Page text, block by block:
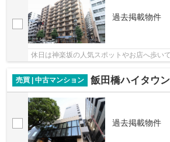
過去掲載物件
休日は神楽坂の人気スポットやお店へ歩い
売買 | 中古マンション 飯田橋ハイタウン
過去掲載物件